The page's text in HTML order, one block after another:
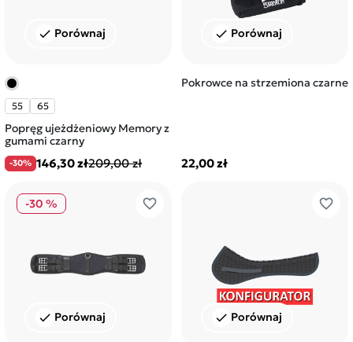
check Porównaj
55 65
Popręg ujeżdżeniowy Memory z
gumami czarny
-30% 146,30 zł209,00 zł
check Porównaj
Pokrowce na strzemiona czarne
22,00 zł
favorite_border
check Porównaj
-30 % favorite_border
check Porównaj